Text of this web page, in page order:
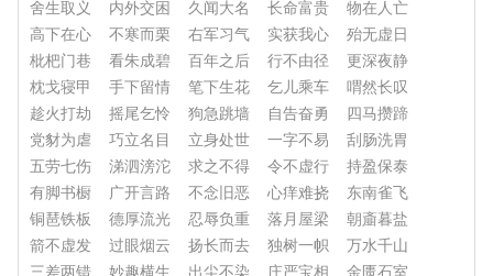
舍生取义
内外交困 久闻大名 长命富贵
物在人亡
高下在心
不寒而栗 右军习气 实获我心
殆无虚日
枇杷门巷
看朱成碧 百年之后 行不由径
更深夜静
枕戈寝甲
手下留情 笔下生花 乞儿乘车
喟然长叹
趁火打劫
摇尾乞怜 狗急跳墙 自告奋勇
四马攒蹄
党豺为虐
巧立名目 立身处世 一字不易
刮肠洗胃
五劳七伤
涕泗滂沱 求之不得 令不虚行
持盈保泰
有脚书橱
广开言路 不念旧恶 心痒难挠
东南雀飞
铜琶铁板
德厚流光 忍辱负重 落月屋梁
朝齑暮盐
箭不虚发
过眼烟云 扬长而去 独树一帜
万水千山
三差两错
妙趣横生 出尘不染 庄严宝相 金匮石室